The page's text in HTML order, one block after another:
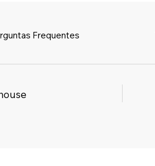
Frequentes